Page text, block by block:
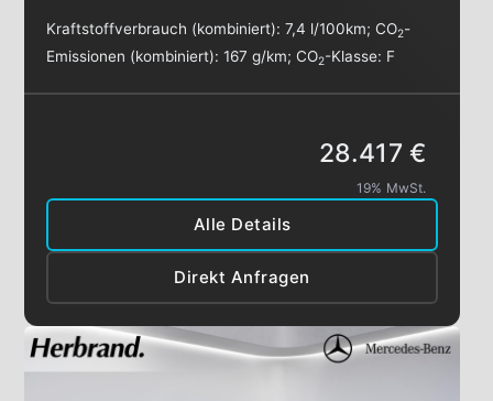
Kraftstoffverbrauch (kombiniert):7,4 l/100km;CO2-
Emissionen (kombiniert):167 g/km;CO2-Klasse: F
Alle Details
Direkt Anfragen
28.417 €
19% MwSt.